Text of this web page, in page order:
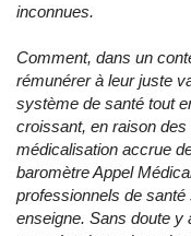
inconnues.
Comment, dans un
rémunérer à leur juste
système de santé tout
croissant, en raison
médicalisation accrue
baromètre Appel
professionnels de santé
enseigne. Sans doute y